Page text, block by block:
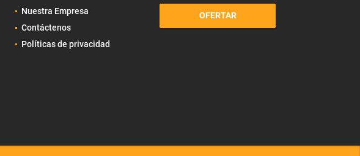
Nuestra Empresa
Contáctenos
Políticas de privacidad
OFERTAR